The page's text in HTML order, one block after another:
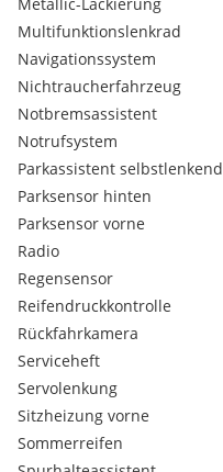
Multifunktionslenkrad
Navigationssystem
Nichtraucherfahrzeug
Notbremsassistent
Notrufsystem
Parkassistent selbstlenkend
Parksensor hinten
Parksensor vorne
Radio
Regensensor
Reifendruckkontrolle
Rückfahrkamera
Serviceheft
Servolenkung
Sitzheizung vorne
Sommerreifen